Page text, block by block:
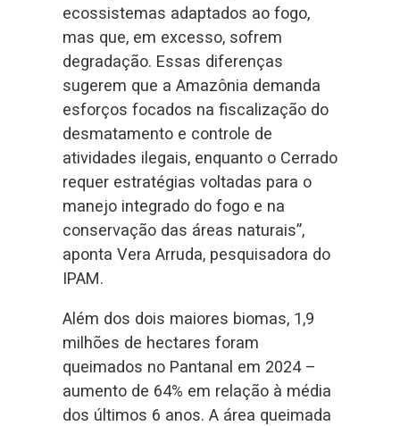
ecossistemas adaptados ao fogo,
mas que, em excesso, sofrem
degradação. Essas diferenças
sugerem que a Amazônia demanda
esforços focados na fiscalização do
desmatamento e controle de
atividades ilegais, enquanto o Cerrado
requer estratégias voltadas para o
manejo integrado do fogo e na
conservação das áreas naturais”,
aponta Vera Arruda, pesquisadora do
IPAM.
Além dos dois maiores biomas, 1,9
milhões de hectares foram
queimados no Pantanal em 2024 –
aumento de 64% em relação à média
dos últimos 6 anos. A área queimada